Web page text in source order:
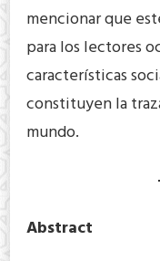
mencionar que
para los lectores
características
constituyen la
mundo.
Abstract